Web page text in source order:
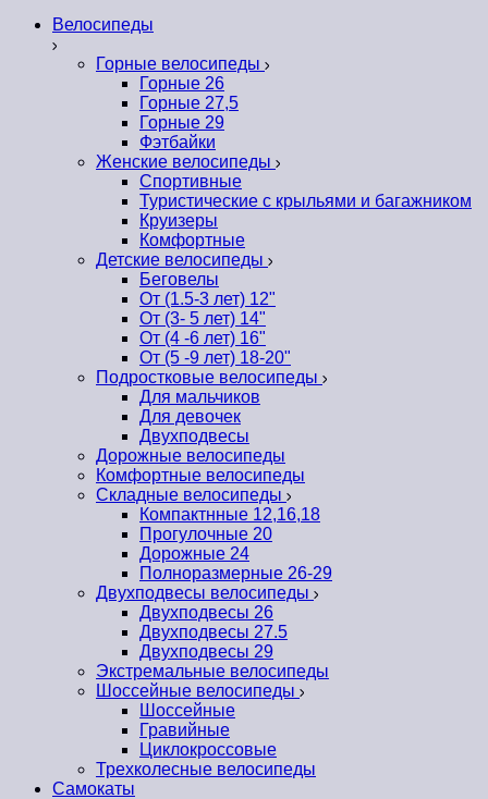
Велосипеды
Горные велосипеды
Горные 26
Горные 27,5
Горные 29
Фэтбайки
Женские велосипеды
Спортивные
Туристические с крыльями и багажником
Круизеры
Комфортные
Детские велосипеды
Беговелы
От (1.5-3 лет) 12"
От (3- 5 лет) 14"
От (4 -6 лет) 16"
От (5 -9 лет) 18-20"
Подростковые велосипеды
Для мальчиков
Для девочек
Двухподвесы
Дорожные велосипеды
Комфортные велосипеды
Складные велосипеды
Компактнные 12,16,18
Прогулочные 20
Дорожные 24
Полноразмерные 26-29
Двухподвесы велосипеды
Двухподвесы 26
Двухподвесы 27.5
Двухподвесы 29
Экстремальные велосипеды
Шоссейные велосипеды
Шоссейные
Гравийные
Циклокроссовые
Трехколесные велосипеды
Самокаты